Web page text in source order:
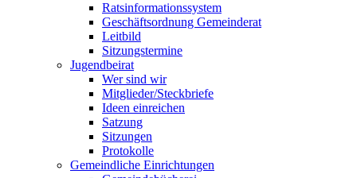
Ratsinformationssystem
Geschäftsordnung Gemeinderat
Leitbild
Sitzungstermine
Jugendbeirat
Wer sind wir
Mitglieder/Steckbriefe
Ideen einreichen
Satzung
Sitzungen
Protokolle
Gemeindliche Einrichtungen